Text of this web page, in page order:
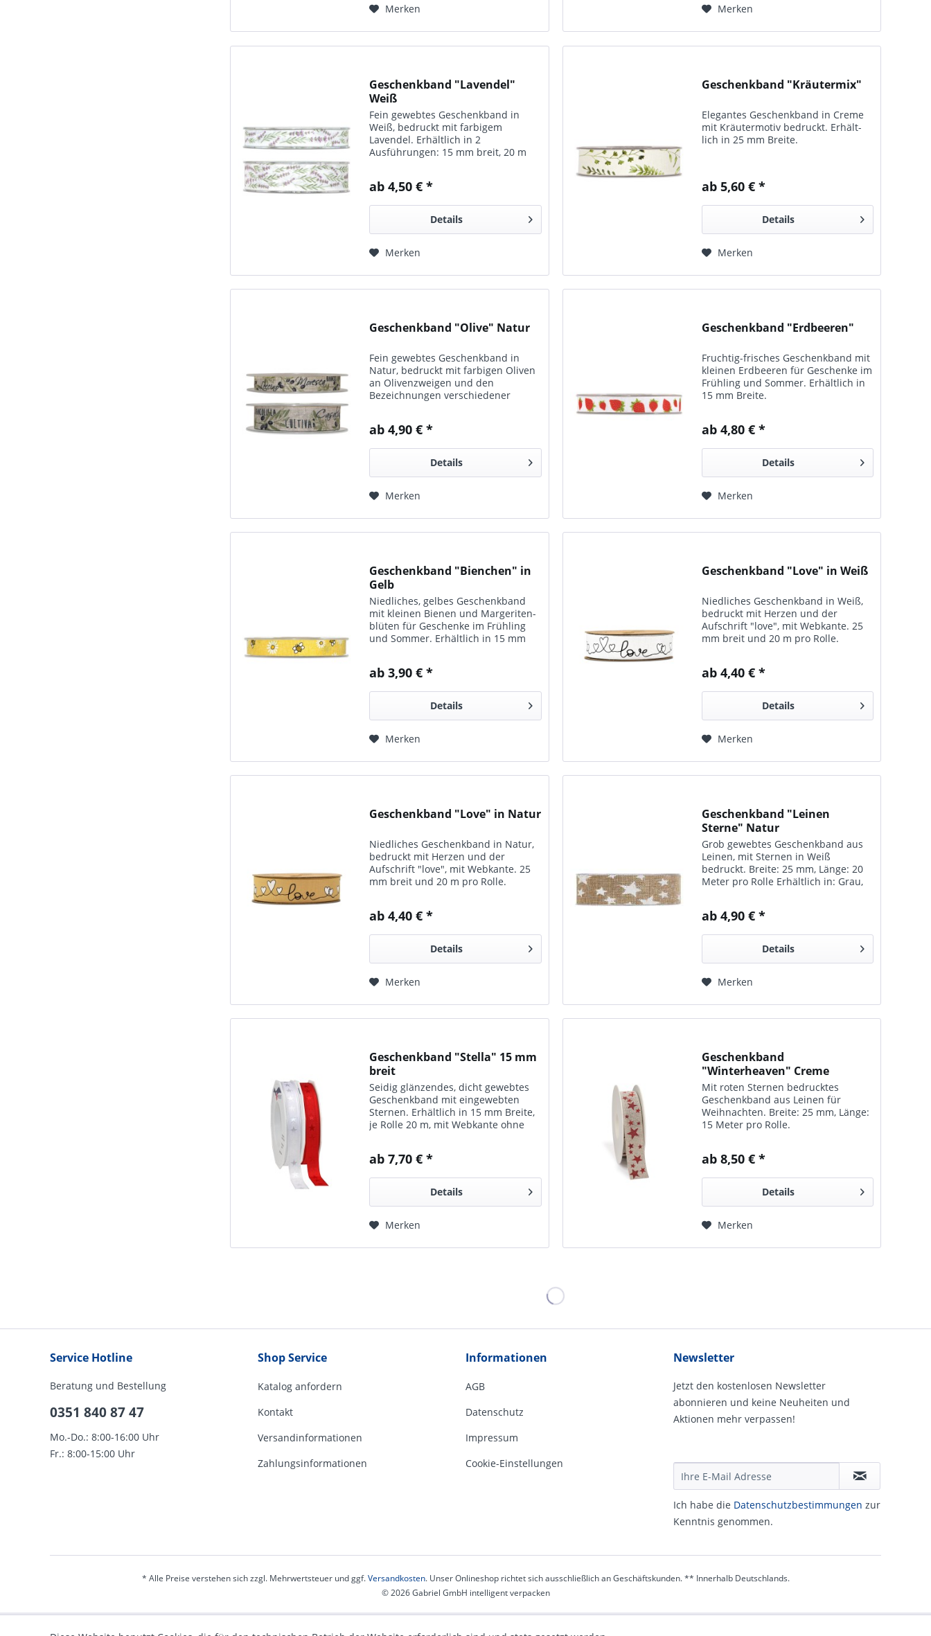
Merken Merken
Geschenkband "Lavendel"
Weiß
Fein gewebtes Geschenkband in
Weiß, bedruckt mit farbigem
Lavendel. Erhältlich in 2
Ausführungen: 15 mm breit, 20 m
ab 4,50 € *
Details
Merken
Geschenkband "Kräutermix"
Elegantes Geschenk­band in Creme
mit Kräuter­motiv be­druckt. Er­hält­
lich in 25 mm Breite.
ab 5,60 € *
Details
Merken
Geschenkband "Olive" Natur
Fein gewebtes Geschenkband in
Natur, bedruckt mit farbigen Oliven
an Olivenzweigen und den
Bezeichnungen verschiedener
Rolle.
ab 4,90 € *
Details
Merken
Geschenkband "Erdbeeren"
Fruchtig-frisches Ge­schenk­band mit
kleinen Erd­beeren für Ge­schenke im
Früh­ling und Som­mer. Er­hält­lich in
15 mm Breite.
ab 4,80 € *
Details
Merken
Geschenkband "Bienchen" in
Gelb
Nied­liches, gelbes Ge­schenk­band
mit kleinen Bienen und Margeriten­
blüten für Ge­schenke im Früh­ling
und Som­mer. Er­hält­lich in 15 mm
ab 3,90 € *
Details
Merken
Geschenkband "Love" in Weiß
Niedliches Geschenkband in Weiß,
bedruckt mit Herzen und der
Aufschrift "love", mit Webkante. 25
mm breit und 20 m pro Rolle.
ab 4,40 € *
Details
Merken
Geschenkband "Love" in Natur
Niedliches Geschenkband in Natur,
bedruckt mit Herzen und der
Aufschrift "love", mit Webkante. 25
mm breit und 20 m pro Rolle.
ab 4,40 € *
Details
Merken
Geschenkband "Leinen
Sterne" Natur
Grob gewebtes Geschenkband aus
Leinen, mit Sternen in Weiß
bedruckt. Breite: 25 mm, Länge: 20
Meter pro Rolle Erhältlich in: Grau,
ab 4,90 € *
Details
Merken
Geschenkband "Stella" 15 mm
breit
Seidig glänzendes, dicht gewebtes
Geschenkband mit eingewebten
Sternen. Erhältlich in 15 mm Breite,
je Rolle 20 m, mit Webkante ohne
ab 7,70 € *
Details
Merken
Geschenkband
"Winterheaven" Creme
Mit roten Sternen bedrucktes
Geschenkband aus Leinen für
Weihnachten. Breite: 25 mm, Länge:
15 Meter pro Rolle.
ab 8,50 € *
Details
Merken
Service Hotline
Beratung und Bestellung
0351 840 87 47
Mo.-Do.: 8:00-16:00 Uhr
Fr.: 8:00-15:00 Uhr
Shop Service
Katalog anfordern
Kontakt
Versandinformationen
Zahlungsinformationen
Informationen
AGB
Datenschutz
Impressum
Cookie-Einstellungen
Newsletter
Jetzt den kostenlosen Newsletter
abonnieren und keine Neuheiten und
Aktionen mehr verpassen!
Ich habe die Daten­schutz­be­stim­mungen zur
Kennt­nis genommen.
* Alle Preise verstehen sich zzgl. Mehrwertsteuer und ggf.Versandkosten. Unser Onlineshop richtet sich ausschließlich an Geschäftskunden. ** Innerhalb Deutschlands.
© 2026 Gabriel GmbH intelligent verpacken